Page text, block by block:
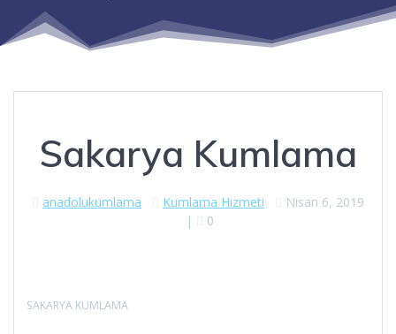
Sakarya Kumlama
anadolukumlama Kumlama Hizmeti
Nisan 6, 2019
|
0
SAKARYA KUMLAMA